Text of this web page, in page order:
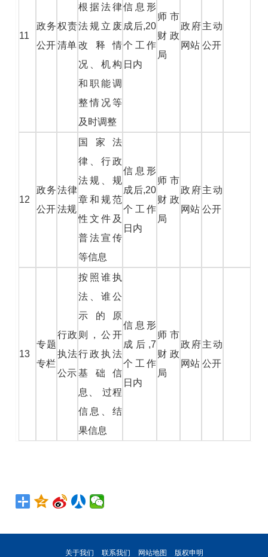
11
政务
公开
权责
清单
根据法律
法规立废
改释情
况、机构
和职能调
整情况等
及时调整
信息形
成后,20
个工作
日内
师市
财政
局
政府
网站
主动
公开
12
政务
公开
法律
法规
国家法
律、行政
法规、规
章和规范
性文件及
普法宣传
等信息
信息形
成后,20
个工作
日内
师市
财政
局
政府
网站
主动
公开
13
专题
专栏
行政
执法
公示
按照谁执
法、谁公
示的原
则，公开
行政执法
基础信
息、 过程
信息、结
果信息
信息形
成后,7
个工作
日内
师市
财政
局
政府
网站
主动
公开
关于我们 联系我们 网站地图 版权申明